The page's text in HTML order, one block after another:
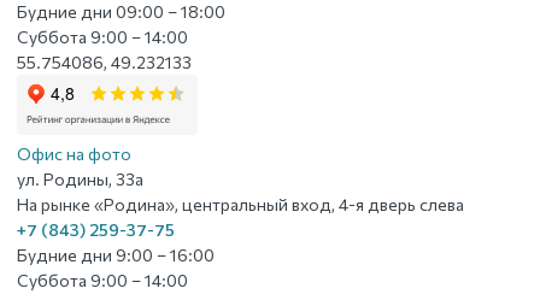
Будние дни 09:00 – 18:00
Суббота 9:00 – 14:00
55.754086, 49.232133
Офис на фото
ул. Родины, 33а
На рынке «Родина», центральный вход, 4-я дверь слева
+7 (843) 259-37-75
Будние дни 9:00 – 16:00
Суббота 9:00 – 14:00